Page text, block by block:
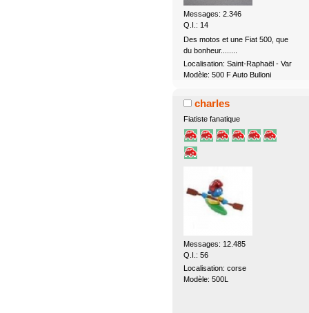
Messages: 2.346
Q.I.: 14
Des motos et une Fiat 500, que
du bonheur........
Localisation: Saint-Raphaël - Var
Modèle: 500 F Auto Bulloni
charles
Fiatiste fanatique
Messages: 12.485
Q.I.: 56
Localisation: corse
Modèle: 500L